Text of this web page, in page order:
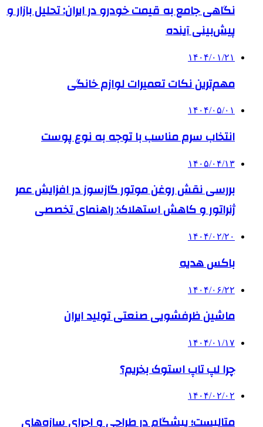
نگاهی جامع به قیمت خودرو در ایران: تحلیل بازار و
پیش‌بینی آینده
۱۴۰۴/۰۱/۲۱
مهم‌ترین نکات تعمیرات لوازم خانگی
۱۴۰۴/۰۵/۰۱
انتخاب سرم مناسب با توجه به نوع پوست
۱۴۰۵/۰۴/۱۳
بررسی نقش روغن موتور گازسوز در افزایش عمر
ژنراتور و کاهش استهلاک: راهنمای تخصصی
۱۴۰۴/۰۲/۲۰
باکس هدیه
۱۴۰۴/۰۶/۲۲
ماشین ظرفشویی صنعتی تولید ایران
۱۴۰۴/۰۱/۱۷
چرا لپ تاپ استوک بخریم؟
۱۴۰۴/۰۲/۰۲
متالیست؛ پیشگام در طراحی و اجرای سازه‌های